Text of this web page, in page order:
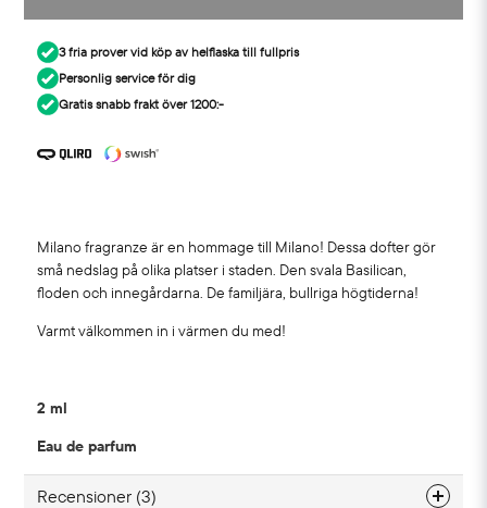
3 fria prover vid köp av helflaska till fullpris
Personlig service för dig
Gratis snabb frakt över 1200:-
Milano fragranze är en hommage till Milano! Dessa dofter gör
små nedslag på olika platser i staden. Den svala Basilican,
floden och innegårdarna. De familjära, bullriga högtiderna!
Varmt välkommen in i värmen du med!
2 ml
Eau de parfum
Recensioner (3)